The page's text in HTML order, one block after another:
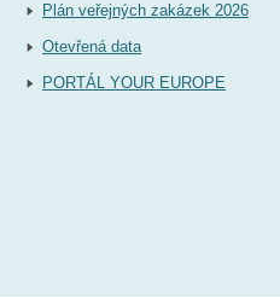
Plán veřejných zakázek 2026
Otevřená data
PORTÁL YOUR EUROPE